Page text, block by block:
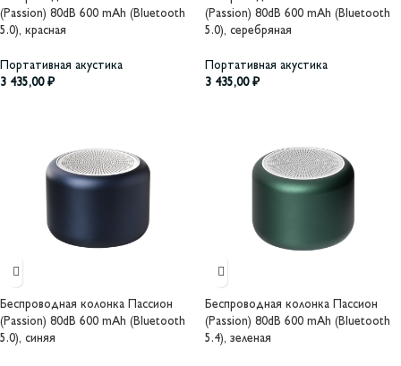
(Passion) 80dB 600 mAh (Bluetooth
5.0), красная
Портативная акустика
3 435,00 ₽
(Passion) 80dB 600 mAh (Bluetooth
5.0), серебряная
Портативная акустика
3 435,00 ₽
Беспроводная колонка Пассион
(Passion) 80dB 600 mAh (Bluetooth
5.0), синяя
Беспроводная колонка Пассион
(Passion) 80dB 600 mAh (Bluetooth
5.4), зеленая